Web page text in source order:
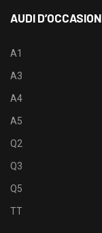
AUDI D’OCCASION
A1
A3
A4
A5
Q2
Q3
Q5
TT